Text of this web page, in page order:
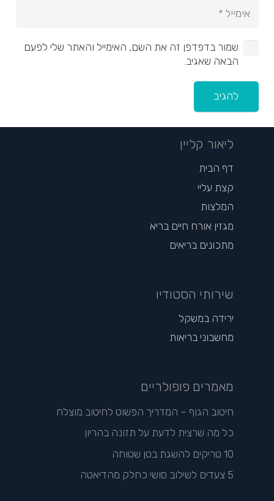
שמור בדפדפן זה את השם, האימייל והאתר שלי לפעם
הבאה שאגיב.
להגיב
ליאור קליין
דף הבית
קצת עליי
המלצות
מגזין אורח חיים בריא
מתכונים בריאים
שירותי הסטודיו
ירידה במשקל
מחשבוני בריאות
מאמרים פופולריים
חיטוב הגוף – המדריך הפשוט לחיטוב מוצלח
כל מה שרצית לדעת על תזונה בהריון
10 טריקים להשגת בטן שטוחה
5 צעדים לשילוב סושי כחלק מהדיאטה